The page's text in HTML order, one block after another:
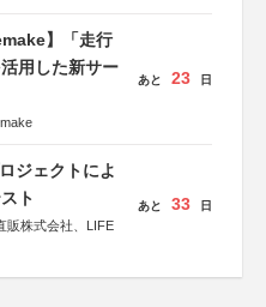
】「走行
用した新サー
あと 23 日
ジェクトによ
ト
販株式会社、LIFE
あと 33 日